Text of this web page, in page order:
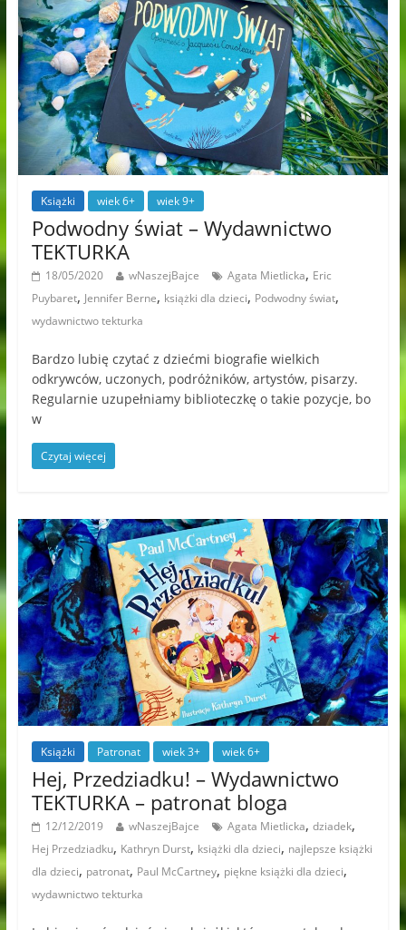
Książki wiek 6+ wiek 9+
Podwodny świat – Wydawnictwo
TEKTURKA
18/05/2020 wNaszejBajce Agata Mietlicka, Eric
Puybaret, Jennifer Berne, książki dla dzieci, Podwodny świat,
wydawnictwo tekturka
Bardzo lubię czytać z dziećmi biografie wielkich
odkrywców, uczonych, podróżników, artystów, pisarzy.
Regularnie uzupełniamy biblioteczkę o takie pozycje, bo
w
Czytaj więcej
Książki Patronat wiek 3+ wiek 6+
Hej, Przedziadku! – Wydawnictwo
TEKTURKA – patronat bloga
12/12/2019 wNaszejBajce Agata Mietlicka, dziadek,
Hej Przedziadku, Kathryn Durst, książki dla dzieci, najlepsze książki
dla dzieci, patronat, Paul McCartney, piękne książki dla dzieci,
wydawnictwo tekturka